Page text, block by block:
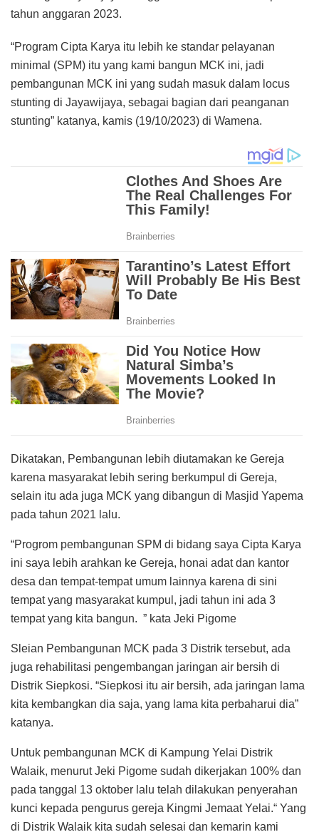
tahun anggaran 2023.
“Program Cipta Karya itu lebih ke standar pelayanan
minimal (SPM) itu yang kami bangun MCK ini, jadi
pembangunan MCK ini yang sudah masuk dalam locus
stunting di Jayawijaya, sebagai bagian dari peanganan
stunting” katanya, kamis (19/10/2023) di Wamena.
Dikatakan, Pembangunan lebih diutamakan ke Gereja
karena masyarakat lebih sering berkumpul di Gereja,
selain itu ada juga MCK yang dibangun di Masjid Yapema
pada tahun 2021 lalu.
“Progrom pembangunan SPM di bidang saya Cipta Karya
ini saya lebih arahkan ke Gereja, honai adat dan kantor
desa dan tempat-tempat umum lainnya karena di sini
tempat yang masyarakat kumpul, jadi tahun ini ada 3
tempat yang kita bangun. ” kata Jeki Pigome
Sleian Pembangunan MCK pada 3 Distrik tersebut, ada
juga rehabilitasi pengembangan jaringan air bersih di
Distrik Siepkosi. “Siepkosi itu air bersih, ada jaringan lama
kita kembangkan dia saja, yang lama kita perbaharui dia”
katanya.
Untuk pembangunan MCK di Kampung Yelai Distrik
Walaik, menurut Jeki Pigome sudah dikerjakan 100% dan
pada tanggal 13 oktober lalu telah dilakukan penyerahan
kunci kepada pengurus gereja Kingmi Jemaat Yelai.“ Yang
di Distrik Walaik kita sudah selesai dan kemarin kami